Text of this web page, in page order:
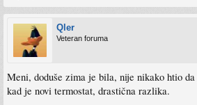
Qler
Veteran foruma
Meni, doduše zima je bila, nije nikako htio da
kad je novi termostat, drastična razlika.